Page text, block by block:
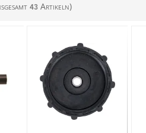
43Artikeln)